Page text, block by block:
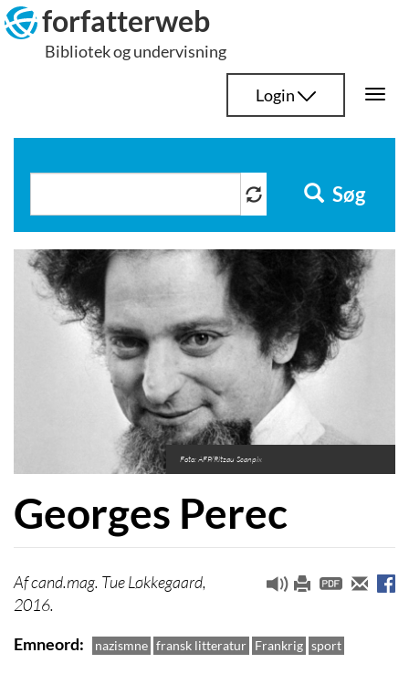
Hop
til
indhold
forfatterweb
Bibliotek og undervisning
Login
Søg
Foto: AFP/Ritzau Scanpix
Georges Perec
cand.mag. Tue Løkkegaard,
2016.
Emneord
nazismne fransk litteratur Frankrig sport